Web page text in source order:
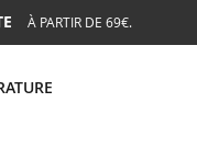
À PARTIR DE 69€.